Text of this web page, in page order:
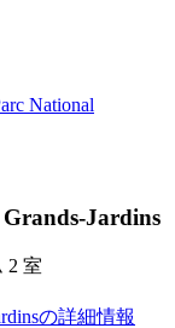
National
Grands-Jardins
2 室
の詳細情報